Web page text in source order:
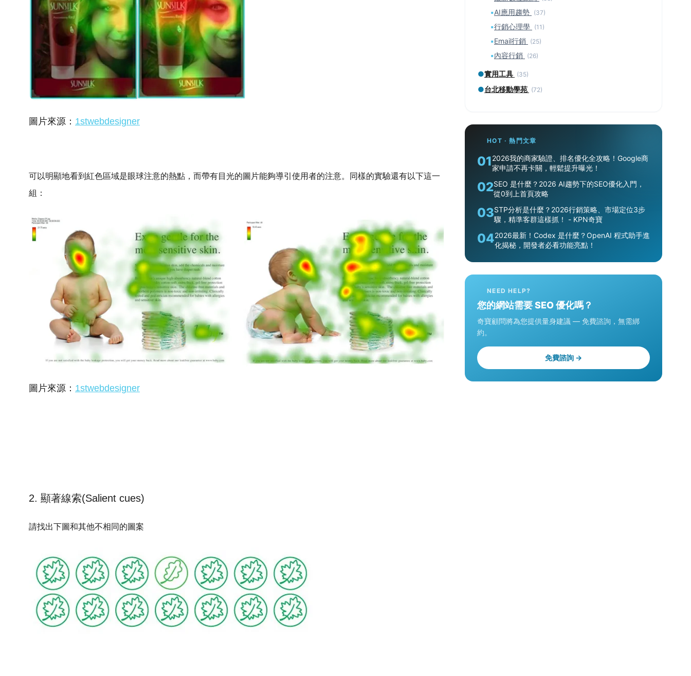
圖片來源： 1stwebdesigner
可以明顯地看到紅色區域是眼球注意的熱點，而帶有目光的圖片能夠導引使用者的注意。同樣的實驗還有以下這一
組：
圖片來源： 1stwebdesigner
2. 顯著線索(Salient cues)
請找出下圖和其他不相同的圖案
▪AI應用趨勢 (37)
▪行銷心理學 (11)
▪Email行銷 (25)
▪內容行銷 (26)
●實用工具 (35)
●台北移動學苑 (72)
HOT · 熱門文章
012026我的商家驗證、排名優化全攻略！Google商
家申請不再卡關，輕鬆提升曝光！
02SEO 是什麼？2026 AI趨勢下的SEO優化入門，
從0到上首頁攻略
03STP分析是什麼？2026行銷策略、市場定位3步
驟，精準客群這樣抓！ - KPN奇寶
042026最新！Codex 是什麼？OpenAI 程式助手進
化揭秘，開發者必看功能亮點！
NEED HELP?
您的網站需要 SEO 優化嗎？
奇寶顧問將為您提供量身建議 — 免費諮詢，無需綁
約。
免費諮詢 →